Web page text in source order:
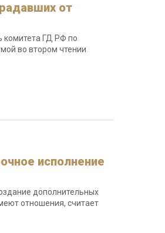
от
комитета ГД РФ по
во втором чтении
исполнение
дополнительных
отношения, считает